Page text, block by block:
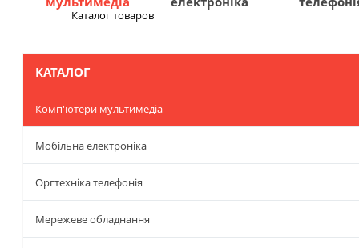
Каталог товаров
КАТАЛОГ
Комп'ютери мультимедіа
Мобільна електроніка
Оргтехніка телефонія
Мережеве обладнання